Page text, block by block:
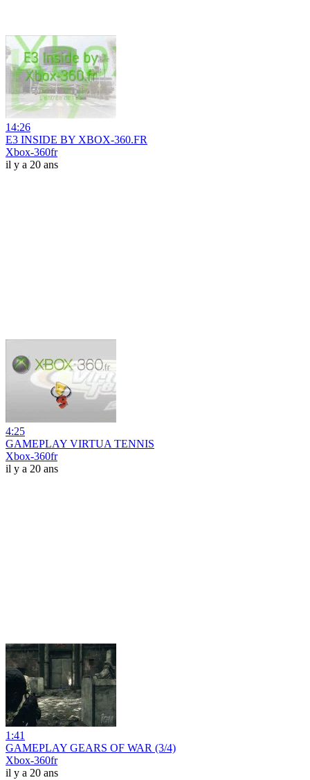
14:26
E3 INSIDE BY XBOX-360.FR
Xbox-360fr
il y a 20 ans
4:25
GAMEPLAY VIRTUA TENNIS
Xbox-360fr
il y a 20 ans
1:41
GAMEPLAY GEARS OF WAR (3/4)
Xbox-360fr
il y a 20 ans